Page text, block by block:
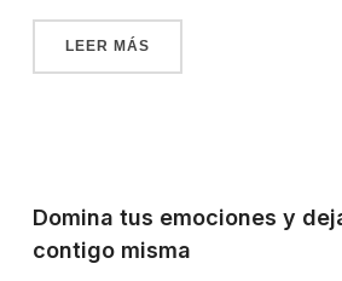
LEER MÁS
Domina tus emociones y
contigo misma